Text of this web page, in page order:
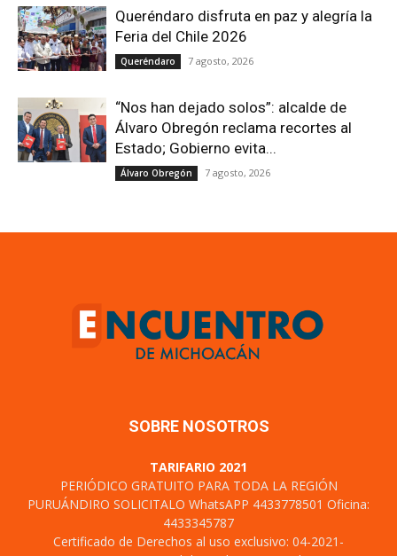
Queréndaro disfruta en paz y alegría la
Feria del Chile 2026
Queréndaro 7 agosto, 2026
“Nos han dejado solos”: alcalde de
Álvaro Obregón reclama recortes al
Estado; Gobierno evita...
Álvaro Obregón 7 agosto, 2026
SOBRE NOSOTROS
TARIFARIO 2021
PERIÓDICO GRATUITO PARA TODA LA REGIÓN
PURUÁNDIRO SOLICITALO WhatsAPP 4433778501 Oficina:
4433345787
Certificado de Derechos al uso exclusivo: 04-2021-